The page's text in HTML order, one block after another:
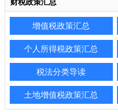
财税政策汇总
增值税政策汇总
个人所得税政策汇总
税法分类导读
土地增值税政策汇总